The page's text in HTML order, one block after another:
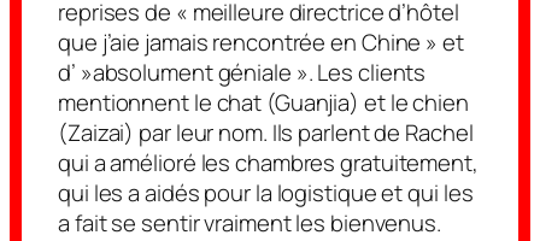
reprises de « meilleure directrice d’hôtel
que j’aie jamais rencontrée en Chine » et
d’ »absolument géniale ». Les clients
mentionnent le chat (Guanjia) et le chien
(Zaizai) par leur nom. Ils parlent de Rachel
qui a amélioré les chambres gratuitement,
qui les a aidés pour la logistique et qui les
a fait se sentir vraiment les bienvenus.